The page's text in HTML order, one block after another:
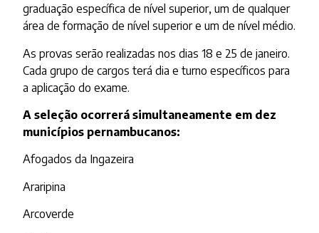
graduação específica de nível superior, um de qualquer
área de formação de nível superior e um de nível médio.
As provas serão realizadas nos dias 18 e 25 de janeiro.
Cada grupo de cargos terá dia e turno específicos para
a aplicação do exame.
A seleção ocorrerá simultaneamente em dez
municípios pernambucanos:
Afogados da Ingazeira
Araripina
Arcoverde